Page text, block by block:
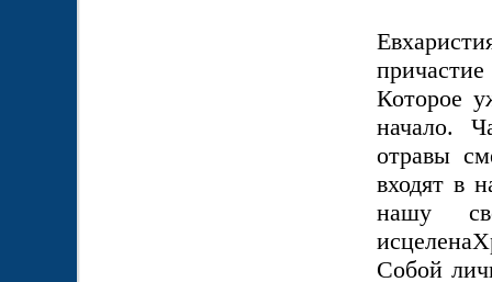
Которое
начало.
отравы
входят в
нашу
Собой